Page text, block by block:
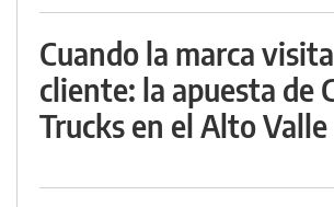
Cuando la marca
cliente: la apuesta de
Trucks en el Alto Valle